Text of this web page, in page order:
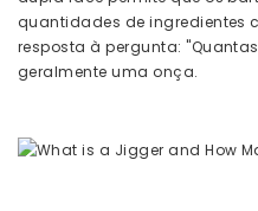
quantidades de ingredientes
resposta à pergunta:
geralmente uma onça.